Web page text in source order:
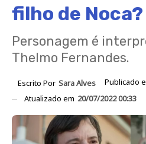
filho de Noca?
Personagem é
Thelmo Fernandes.
Escrito Por Sara Alves Publicado
Atualizado em 20/07/2022 00:33